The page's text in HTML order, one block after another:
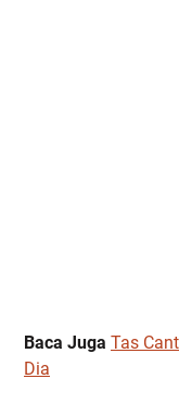
Baca Juga Tas
Dia